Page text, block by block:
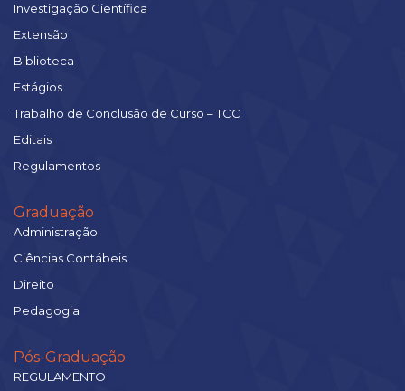
Investigação Científica
Extensão
Biblioteca
Estágios
Trabalho de Conclusão de Curso – TCC
Editais
Regulamentos
Graduação
Administração
Ciências Contábeis
Direito
Pedagogia
Pós-Graduação
REGULAMENTO